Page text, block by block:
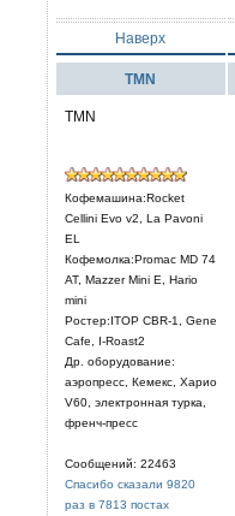
Наверх
TMN
TMN
Кофемашина:Rocket
Cellini Evo v2, La Pavoni
EL
Кофемолка:Promac MD 74
AT, Mazzer Mini E, Hario
mini
Ростер:ITOP CBR-1, Gene
Cafe, I-Roast2
Др. оборудование:
аэропресс, Кемекс, Харио
V60, электронная турка,
френч-пресс
Сообщений: 22463
Спасибо сказали 9820
раз в 7813 постах